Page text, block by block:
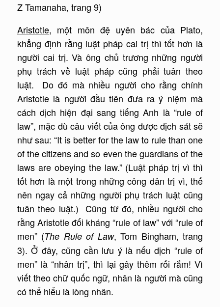
Z Tamanaha, trang 9)
Aristotle, một môn đệ uyên bác của Plato,
khẳng định rằng luật pháp cai trị thì tốt hơn là
người cai trị. Và ông chủ trương những người
phụ trách về luật pháp cũng phải tuân theo
luật. Do đó mà nhiều người cho rằng chính
Aristotle là người đầu tiên đưa ra ý niệm mà
cách dịch hiện đại sang tiếng Anh là “rule of
law”, mặc dù câu viết của ông được dịch sát sẽ
như sau: “It is better for the law to rule than one
of the citizens and so even the guardians of the
laws are obeying the law.” (Luật pháp trị vì thì
tốt hơn là một trong những công dân trị vì, thế
nên ngay cả những người phụ trách luật cũng
tuân theo luật.) Cũng từ đó, nhiều người cho
rằng Aristotle đối kháng “rule of law” với “rule of
men” (The Rule of Law, Tom Bingham, trang
3). Ở đây, cũng cần lưu ý là nếu dịch “rule of
men” là “nhân trị”, thì lại gây thêm rối rắm! Vì
viết theo chữ quốc ngữ, nhân là người mà cũng
có thể hiểu là lòng nhân.